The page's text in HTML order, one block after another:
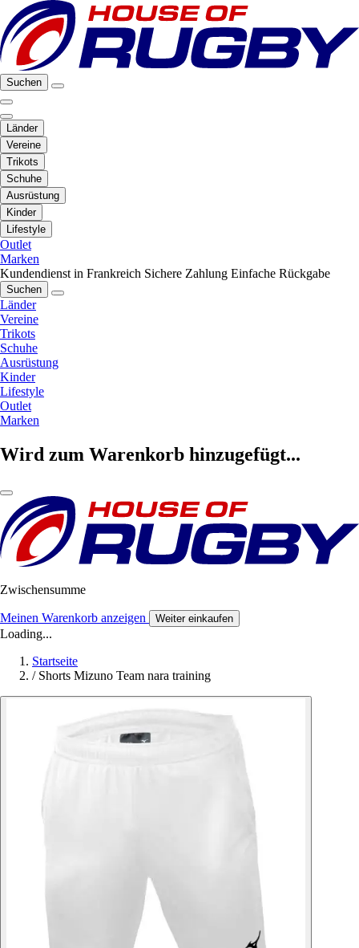
Suchen
Länder
Vereine
Trikots
Schuhe
Ausrüstung
Kinder
Lifestyle
Outlet
Marken
Kundendienst in Frankreich Sichere Zahlung Einfache Rückgabe
Suchen
Länder
Vereine
Trikots
Schuhe
Ausrüstung
Kinder
Lifestyle
Outlet
Marken
Wird zum Warenkorb hinzugefügt...
Zwischensumme
Meinen Warenkorb anzeigen Weiter einkaufen
Loading...
Startseite
/ Shorts Mizuno Team nara training